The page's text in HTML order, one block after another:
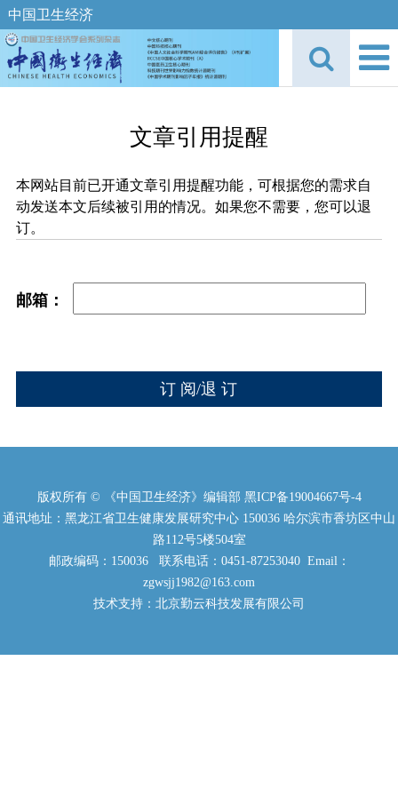
中国卫生经济
文章引用提醒
本网站目前已开通文章引用提醒功能，可根据您的需求自
动发送本文后续被引用的情况。如果您不需要，您可以退
订。
邮箱：
版权所有 © 《中国卫生经济》编辑部 黑ICP备19004667号-4
通讯地址：黑龙江省卫生健康发展研究中心 150036 哈尔滨市香坊区中山
路112号5楼504室
邮政编码：150036 联系电话：0451-87253040 Email：
zgwsjj1982@163.com
技术支持：北京勤云科技发展有限公司